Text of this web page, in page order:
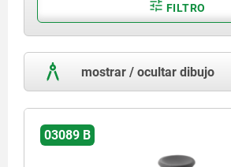
FILTRO
mostrar / ocultar dibujo
03089 B